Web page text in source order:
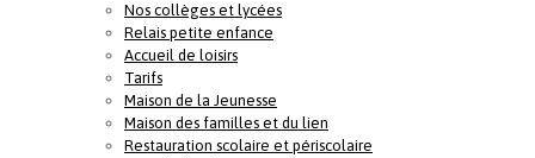
Nos collèges et lycées
Relais petite enfance
Accueil de loisirs
Tarifs
Maison de la Jeunesse
Maison des familles et du lien
Restauration scolaire et périscolaire